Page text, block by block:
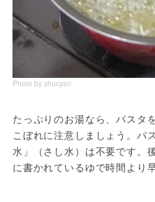
Photo by shucyan
たっぷりのお湯なら、パスタ
こぼれに注意しましょう。パ
水」（さし水）は不要です。
に書かれているゆで時間より